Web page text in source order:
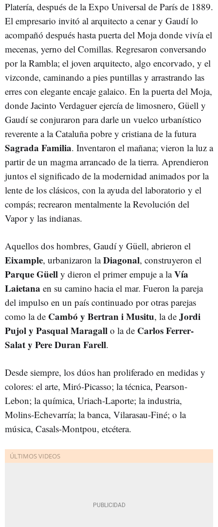
Platería, después de la Expo Universal de París de 1889.
El empresario invitó al arquitecto a cenar y Gaudí lo
acompañó después hasta puerta del Moja donde vivía el
mecenas, yerno del Comillas. Regresaron conversando
por la Rambla; el joven arquitecto, algo encorvado, y el
vizconde, caminando a pies puntillas y arrastrando las
erres con elegante encaje galaico. En la puerta del Moja,
donde Jacinto Verdaguer ejercía de limosnero, Güell y
Gaudí se conjuraron para darle un vuelco urbanístico
reverente a la Cataluña pobre y cristiana de la futura
Sagrada Familia. Inventaron el mañana; vieron la luz a
partir de un magma arrancado de la tierra. Aprendieron
juntos el significado de la modernidad animados por la
lente de los clásicos, con la ayuda del laboratorio y el
compás; recrearon mentalmente la Revolución del
Vapor y las indianas.
Aquellos dos hombres, Gaudí y Güell, abrieron el
Eixample, urbanizaron laDiagonal, construyeron el
Parque Güell y dieron el primer empuje a laVía
Laietana en su camino hacia el mar. Fueron la pareja
del impulso en un país continuado por otras parejas
como la de Cambó y Bertran i Musitu, la de Jordi
Pujol y Pasqual Maragall o la de Carlos Ferrer-
Salat y Pere Duran Farell.
Desde siempre, los dúos han proliferado en medidas y
colores: el arte, Miró-Picasso; la técnica, Pearson-
Lebon; la química, Uriach-Laporte; la industria,
Molins-Echevarría; la banca, Vilarasau-Finé; o la
música, Casals-Montpou, etcétera.